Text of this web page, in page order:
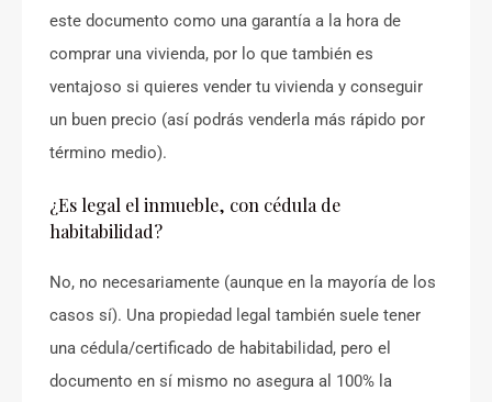
este documento como una garantía a la hora de
comprar una vivienda, por lo que también es
ventajoso si quieres vender tu vivienda y conseguir
un buen precio (así podrás venderla más rápido por
término medio).
¿Es legal el inmueble, con cédula de
habitabilidad?
No, no necesariamente (aunque en la mayoría de los
casos sí). Una propiedad legal también suele tener
una cédula/certificado de habitabilidad, pero el
documento en sí mismo no asegura al 100% la